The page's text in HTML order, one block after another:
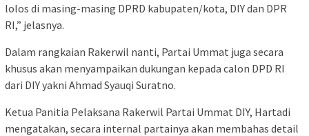
lolos di masing-masing DPRD kabupaten/kota, DIY dan DPR
RI,” jelasnya.
Dalam rangkaian Rakerwil nanti, Partai Ummat juga secara
khusus akan menyampaikan dukungan kepada calon DPD RI
dari DIY yakni Ahmad Syauqi Suratno.
Ketua Panitia Pelaksana Rakerwil Partai Ummat DIY, Hartadi
mengatakan, secara internal partainya akan membahas detail